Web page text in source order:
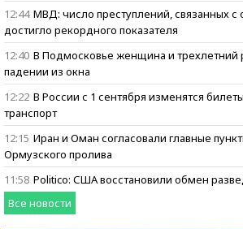
12:44 МВД: число преступлений, связанных
достигло рекордного показателя
12:40 В Подмосковье женщина и трехлетний
падении из окна
12:22 В России с 1 сентября изменятся
транспорт
12:15 Иран и Оман согласовали главные
Ормузского пролива
11:58 Politico: США восстановили обмен
Все новости